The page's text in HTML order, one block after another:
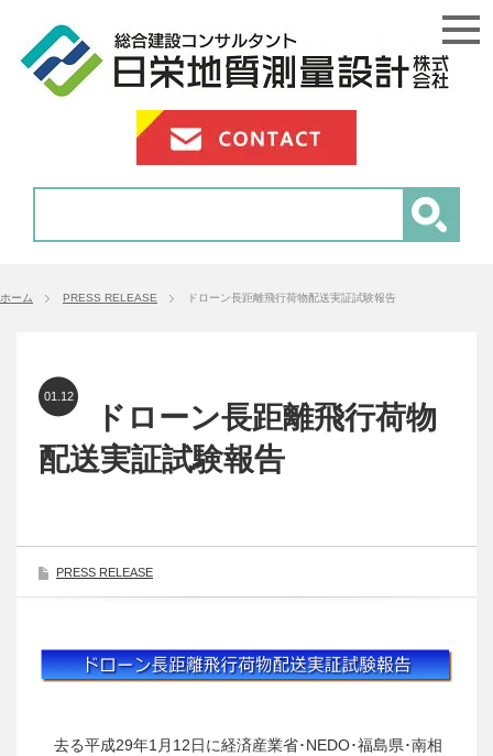
ホーム PRESS RELEASE ドローン長距離飛行荷物配送実証試験報告
01.12
ドローン長距離飛行荷物
配送実証試験報告
PRESS RELEASE
去る平成29年1月12日に経済産業省･NEDO･福島県･南相